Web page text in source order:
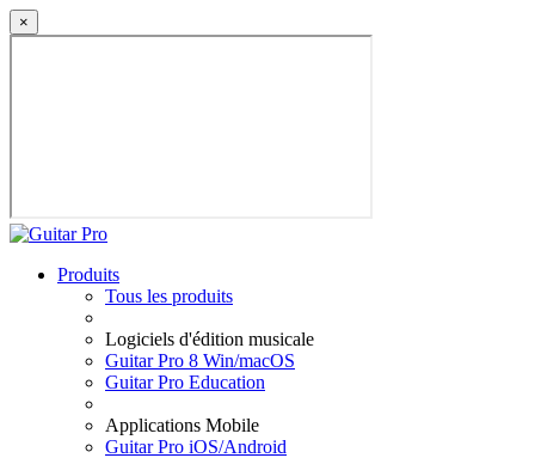
×
Produits
Tous les produits
Logiciels d'édition musicale
Guitar Pro 8 Win/macOS
Guitar Pro Education
Applications Mobile
Guitar Pro iOS/Android